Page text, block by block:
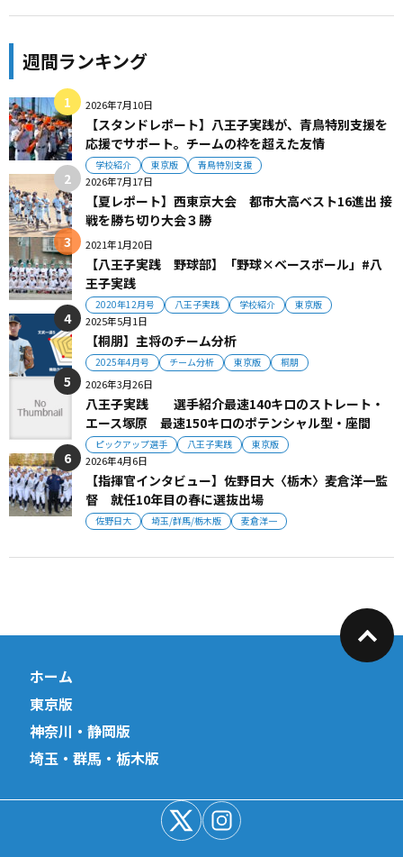
週間ランキング
2026年7月10日
【スタンドレポート】八王子実践が、青鳥特別支援を
応援でサポート。チームの枠を超えた友情
学校紹介 東京版 青鳥特別支援
2026年7月17日
【夏レポート】西東京大会 都市大高ベスト16進出 接
戦を勝ち切り大会３勝
2021年1月20日
【八王子実践 野球部】「野球×ベースボール」#八
王子実践
2020年12月号 八王子実践 学校紹介 東京版
2025年5月1日
【桐朋】主将のチーム分析
2025年4月号 チーム分析 東京版 桐朋
2026年3月26日
八王子実践 選手紹介最速140キロのストレート・
エース塚原 最速150キロのポテンシャル型・座間
ピックアップ選手 八王子実践 東京版
2026年4月6日
【指揮官インタビュー】佐野日大〈栃木〉麦倉洋一監
督 就任10年目の春に選抜出場
佐野日大 埼玉/群馬/栃木版 麦倉洋一
ホーム
東京版
神奈川・静岡版
埼玉・群馬・栃木版